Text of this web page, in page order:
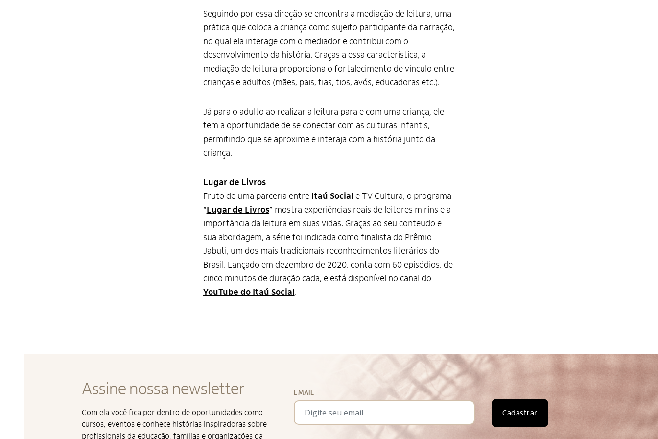
Seguindo por essa direção se encontra a mediação de leitura, uma
prática que coloca a criança como sujeito participante da narração,
no qual ela interage com o mediador e contribui com o
desenvolvimento da história. Graças a essa característica, a
mediação de leitura proporciona o fortalecimento de vínculo entre
crianças e adultos (mães, pais, tias, tios, avós, educadoras etc.).
Já para o adulto ao realizar a leitura para e com uma criança, ele
tem a oportunidade de se conectar com as culturas infantis,
permitindo que se aproxime e interaja com a história junto da
criança.
Lugar de Livros
Fruto de uma parceria entre Itaú Social e TV Cultura, o programa
“Lugar de Livros” mostra experiências reais de leitores mirins e a
importância da leitura em suas vidas. Graças ao seu conteúdo e
sua abordagem, a série foi indicada como finalista do Prêmio
Jabuti, um dos mais tradicionais reconhecimentos literários do
Brasil. Lançado em dezembro de 2020, conta com 60 episódios, de
cinco minutos de duração cada, e está disponível no canal do
YouTube do Itaú Social.
Assine nossa newsletter
Com ela você fica por dentro de oportunidades como
cursos, eventos e conhece histórias inspiradoras sobre
profissionais da educação, famílias e organizações da
EMAIL
Cadastrar